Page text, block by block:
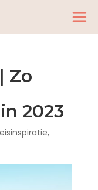
Zo
2023
,